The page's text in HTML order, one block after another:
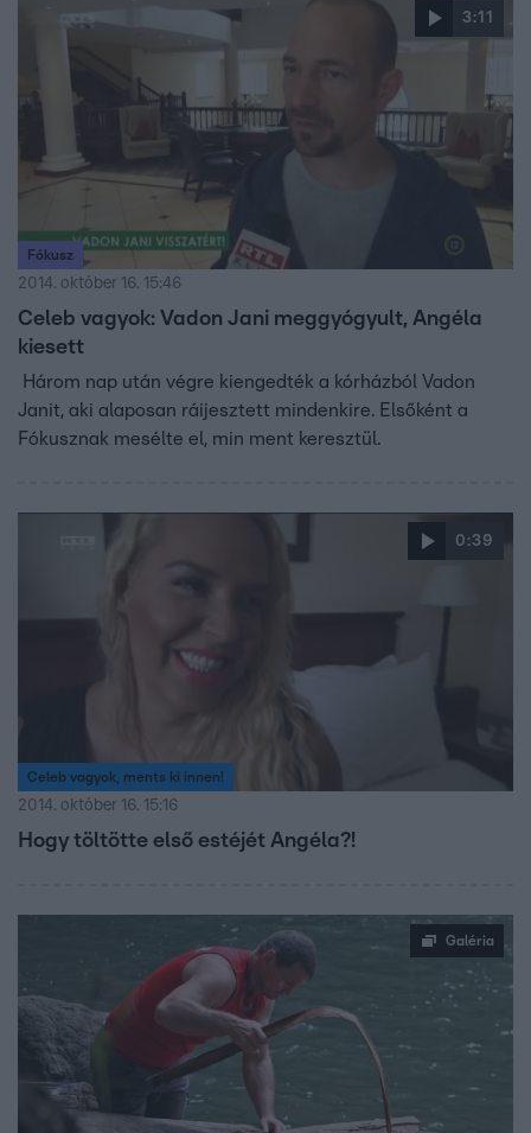
3:11
Fókusz
2014. október 16. 15:46
Celeb vagyok: Vadon Jani meggyógyult, Angéla
kiesett
Három nap után végre kiengedték a kórházból Vadon
Janit, aki alaposan ráijesztett mindenkire. Elsőként a
Fókusznak mesélte el, min ment keresztül.
0:39
Celeb vagyok, ments ki innen!
2014. október 16. 15:16
Hogy töltötte első estéjét Angéla?!
Galéria